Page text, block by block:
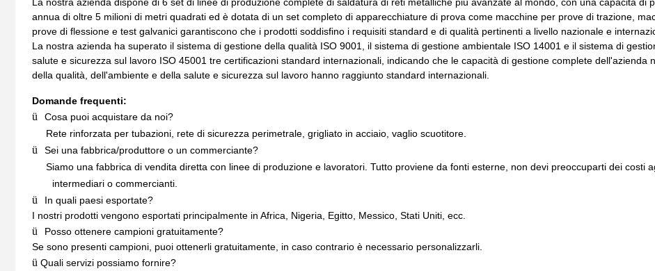
La nostra azienda dispone di 6 set di linee di produzione complete di saldatura di reti metalliche più avanzate al mondo, con una capacità di
annua di oltre 5 milioni di metri quadrati ed è dotata di un set completo di apparecchiature di prova come macchine per prove di trazione,
prove di flessione e test galvanici garantiscono che i prodotti soddisfino i requisiti standard e di qualità pertinenti a livello nazionale e
La nostra azienda ha superato il sistema di gestione della qualità ISO 9001, il sistema di gestione ambientale ISO 14001 e il sistema di
salute e sicurezza sul lavoro ISO 45001 tre certificazioni standard internazionali, indicando che le capacità di gestione complete dell'azienda
della qualità, dell'ambiente e della salute e sicurezza sul lavoro hanno raggiunto standard internazionali.
Domande frequenti:
ü
Cosa puoi acquistare da noi?
Rete rinforzata per tubazioni, rete di sicurezza perimetrale, grigliato in acciaio, vaglio scuotitore.
ü
Sei una fabbrica/produttore o un commerciante?
Siamo una fabbrica di vendita diretta con linee di produzione e lavoratori. Tutto proviene da fonti esterne, non devi preoccuparti dei costi
intermediari o commercianti.
ü
In quali paesi esportate?
I nostri prodotti vengono esportati principalmente in Africa, Nigeria, Egitto, Messico, Stati Uniti, ecc.
ü
Posso ottenere campioni gratuitamente?
Se sono presenti campioni, puoi ottenerli gratuitamente, in caso contrario è necessario personalizzarli.
ü Quali servizi possiamo fornire?